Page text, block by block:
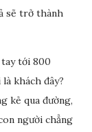
sẽ trở thành
tới 800
khách đây?
kẻ qua đường,
người chẳng